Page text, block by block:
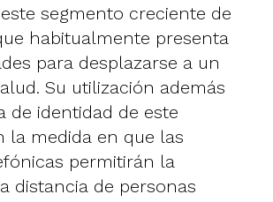
segmento creciente de
habitualmente presenta
para desplazarse a un
Su utilización además
de identidad de este
la medida en que las
permitirán la
distancia de personas